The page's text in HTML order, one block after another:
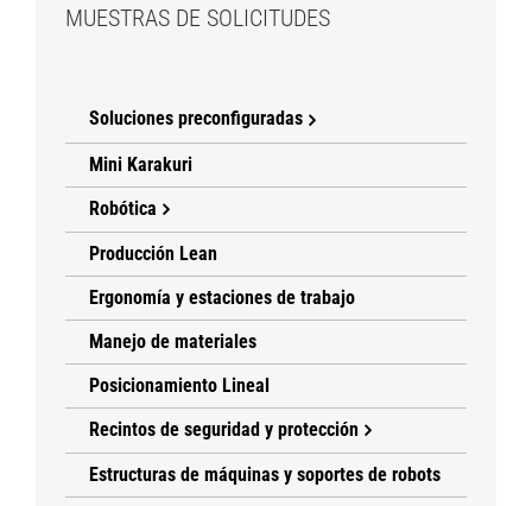
MUESTRAS DE SOLICITUDES
Soluciones preconfiguradas
Mini Karakuri
Robótica
Producción Lean
Ergonomía y estaciones de trabajo
Manejo de materiales
Posicionamiento Lineal
Recintos de seguridad y protección
Estructuras de máquinas y soportes de robots